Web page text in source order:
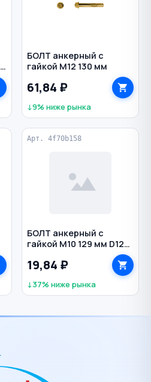
БОЛТ анкерный с
гайкой M12 130 мм
61,84 ₽
↓9% ниже рынка
Арт. 4f70b158
БОЛТ анкерный с
гайкой M10 129 мм D12
19,84 ₽
↓37% ниже рынка